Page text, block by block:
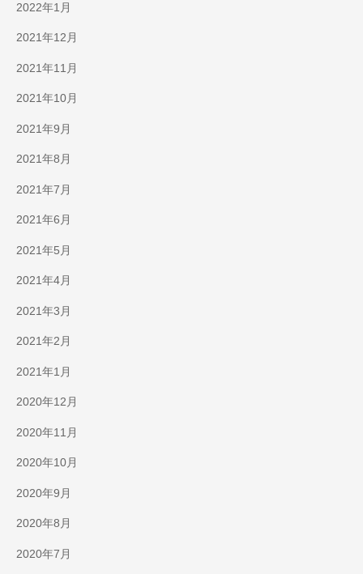
2022年1月
2021年12月
2021年11月
2021年10月
2021年9月
2021年8月
2021年7月
2021年6月
2021年5月
2021年4月
2021年3月
2021年2月
2021年1月
2020年12月
2020年11月
2020年10月
2020年9月
2020年8月
2020年7月